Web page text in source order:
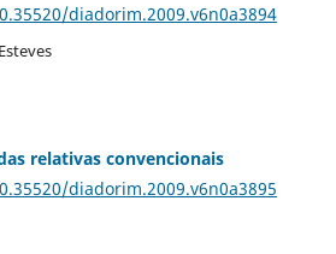
diadorim.2009.v6n0a3894
relativas convencionais
diadorim.2009.v6n0a3895